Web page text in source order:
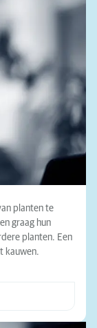
planten te
graag hun
planten. Een
kauwen.